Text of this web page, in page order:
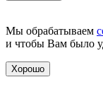
Мы обрабатываем
и чтобы Вам было
Хорошо